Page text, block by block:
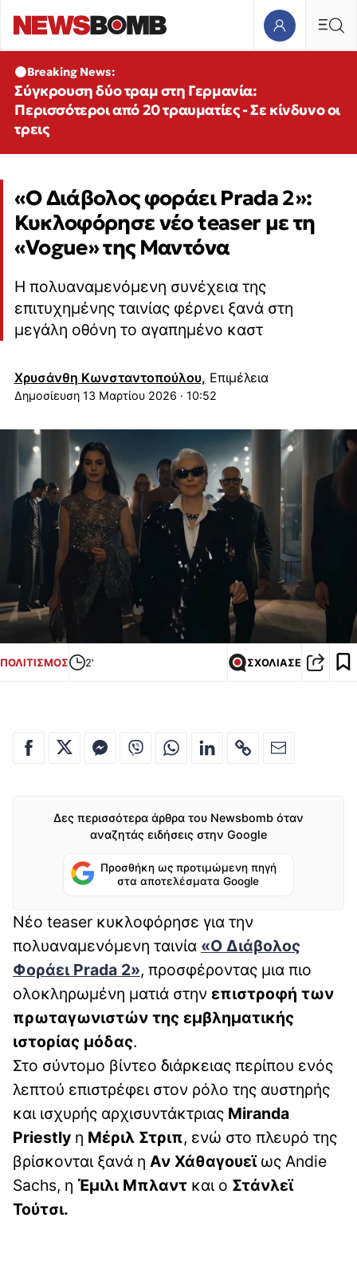
Breaking News:
Σύγκρουση δύο τραμ στη Γερμανία:
Περισσότεροι από 20 τραυματίες - Σε κίνδυνο οι
τρεις
«Ο Διάβολος φοράει Prada 2»:
Κυκλοφόρησε νέο teaser με τη
«Vogue» της Μαντόνα
Η πολυαναμενόμενη συνέχεια της
επιτυχημένης ταινίας φέρνει ξανά στη
μεγάλη οθόνη το αγαπημένο καστ
Χρυσάνθη Κωνσταντοπούλου, Επιμέλεια
13 Μαρτίου 2026 · 10:52
ΠΟΛΙΤΙΣΜΟΣ 2' ΣΧΟΛΙΑΣΕ
Δες περισσότερα άρθρα του Newsbomb όταν
αναζητάς ειδήσεις στην Google
Προσθήκη ως προτιμώμενη πηγή
στα αποτελέσματα Google
Νέο teaser κυκλοφόρησε για την
πολυαναμενόμενη ταινία «Ο Διάβολος
Φοράει Prada 2», προσφέροντας μια πιο
ολοκληρωμένη ματιά στην επιστροφή των
πρωταγωνιστών της εμβληματικής
ιστορίας μόδας.
Στο σύντομο βίντεο διάρκειας περίπου ενός
λεπτού επιστρέφει στον ρόλο της αυστηρής
και ισχυρής αρχισυντάκτριας Miranda
Priestly η Μέριλ Στριπ, ενώ στο πλευρό της
βρίσκονται ξανά η Αν Χάθαγουεϊως Andie
Sachs, η Έμιλι Μπλαντ και ο Στάνλεϊ
Τούτσι.